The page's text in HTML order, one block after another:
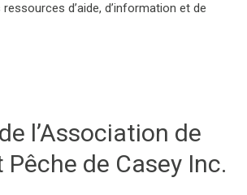
d’aide, d’information et de
l’Association de
Pêche de Casey Inc.